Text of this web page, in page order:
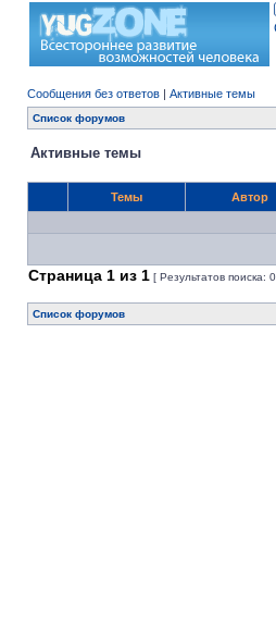
Сообщения без ответов | Активные темы
Список форумов
Активные темы
Темы Автор
Страница 1 из 1 [ Результатов поиска:
Список форумов